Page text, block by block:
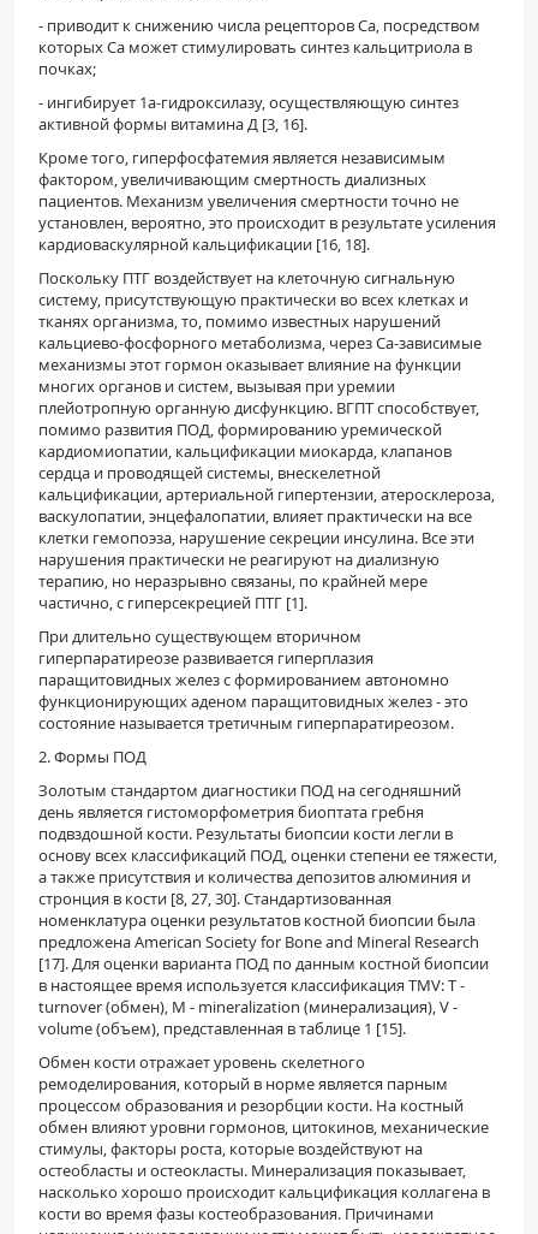
- приводит к снижению числа рецепторов Са, посредством
которых Са может стимулировать синтез кальцитриола в
почках;
- ингибирует 1a-гидроксилазу, осуществляющую синтез
активной формы витамина Д [3, 16].
Кроме того, гиперфосфатемия является независимым
фактором, увеличивающим смертность диализных
пациентов. Механизм увеличения смертности точно не
установлен, вероятно, это происходит в результате усиления
кардиоваскулярной кальцификации [16, 18].
Поскольку ПТГ воздействует на клеточную сигнальную
систему, присутствующую практически во всех клетках и
тканях организма, то, помимо известных нарушений
кальциево-фосфорного метаболизма, через Са-зависимые
механизмы этот гормон оказывает влияние на функции
многих органов и систем, вызывая при уремии
плейотропную органную дисфункцию. ВГПТ способствует,
помимо развития ПОД, формированию уремической
кардиомиопатии, кальцификации миокарда, клапанов
сердца и проводящей системы, внескелетной
кальцификации, артериальной гипертензии, атеросклероза,
васкулопатии, энцефалопатии, влияет практически на все
клетки гемопоэза, нарушение секреции инсулина. Все эти
нарушения практически не реагируют на диализную
терапию, но неразрывно связаны, по крайней мере
частично, с гиперсекрецией ПТГ [1].
При длительно существующем вторичном
гиперпаратиреозе развивается гиперплазия
паращитовидных желез с формированием автономно
функционирующих аденом паращитовидных желез - это
состояние называется третичным гиперпаратиреозом.
2. Формы ПОД
Золотым стандартом диагностики ПОД на сегодняшний
день является гистоморфометрия биоптата гребня
подвздошной кости. Результаты биопсии кости легли в
основу всех классификаций ПОД, оценки степени ее тяжести,
а также присутствия и количества депозитов алюминия и
стронция в кости [8, 27, 30]. Стандартизованная
номенклатура оценки результатов костной биопсии была
предложена American Society for Bone and Mineral Research
[17]. Для оценки варианта ПОД по данным костной биопсии
в настоящее время используется классификация TMV: T -
turnover (обмен), M - mineralization (минерализация), V -
volume (объем), представленная в таблице 1 [15].
Обмен кости отражает уровень скелетного
ремоделирования, который в норме является парным
процессом образования и резорбции кости. На костный
обмен влияют уровни гормонов, цитокинов, механические
стимулы, факторы роста, которые воздействуют на
остеобласты и остеокласты. Минерализация показывает,
насколько хорошо происходит кальцификация коллагена в
кости во время фазы костеобразования. Причинами